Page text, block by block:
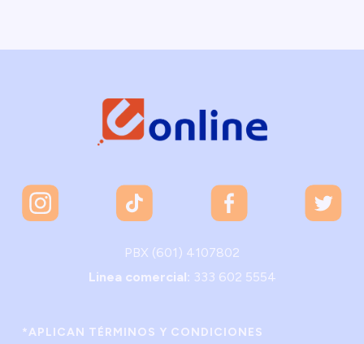
PBX (601) 4107802
Linea comercial: 333 602 5554
*APLICAN TÉRMINOS Y CONDICIONES